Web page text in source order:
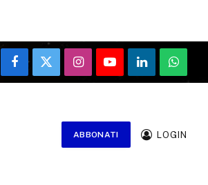
Facebook
X
(Twitter)
InstagramYouTubeLinkedIn
ABBONATI LOGIN